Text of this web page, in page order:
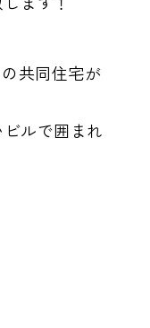
共同住宅が
ルで囲まれ